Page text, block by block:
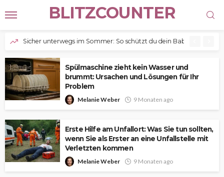
BLITZCOUNTER
Sicher unterwegs im Sommer: So schützt du dein Baby im
Spülmaschine zieht kein Wasser und
brummt: Ursachen und Lösungen für Ihr
Problem
Melanie Weber 9 Monaten ago
Erste Hilfe am Unfallort: Was Sie tun sollten,
wenn Sie als Erster an eine Unfallstelle mit
Verletzten kommen
Melanie Weber 9 Monaten ago